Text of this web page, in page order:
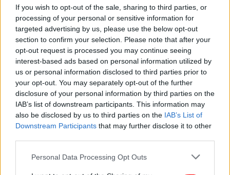
If you wish to opt-out of the sale, sharing to third parties, or
processing of your personal or sensitive information for
targeted advertising by us, please use the below opt-out
section to confirm your selection. Please note that after your
opt-out request is processed you may continue seeing
interest-based ads based on personal information utilized by
us or personal information disclosed to third parties prior to
your opt-out. You may separately opt-out of the further
disclosure of your personal information by third parties on the
IAB’s list of downstream participants. This information may
also be disclosed by us to third parties on the IAB’s List of
Downstream Participants that may further disclose it to other
Please note that this website/app uses one or more Google
Personal Data Processing Opt Outs
ΠΟΛΙΤΙΚΗ 26/07/2026 08:59
Θεοδωρικάκος: Αποτελεσματικό εργαλείο ο
αναπτυξιακός νόμος -Περισσότερες επενδύσεις
και καλύτερες δουλειές